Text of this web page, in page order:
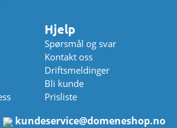
Hjelp
Spørsmål og svar
Kontakt oss
Driftsmeldinger
Bli kunde
Prisliste
kundeservice@domeneshop.no